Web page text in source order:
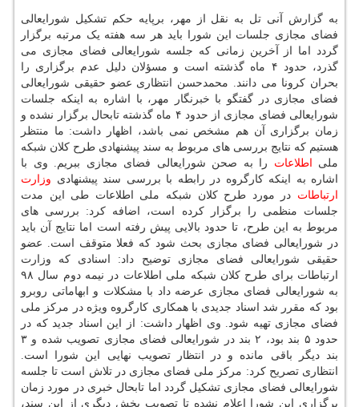
به گزارش آنی تل به نقل از مهر، برپایه حکم تشکیل شورایعالی
فضای مجازی جلسات این شورا باید هر سه هفته یک مرتبه برگزار
گردد اما از آخرین زمانی که جلسه شورایعالی فضای مجازی می
گذرد، حدود ۴ ماه گذشته است و مسؤلان دلیل عدم برگزاری را
بحران کرونا می دانند. محمدحسن انتظاری عضو حقیقی شورایعالی
فضای مجازی در گفتگو با خبرنگار مهر، با اشاره به اینکه جلسات
شورایعالی فضای مجازی از حدود ۴ ماه گذشته تابحال برگزار نشده و
زمان برگزاری آن هم مشخص نمی باشد، اظهار داشت: ما منتظر
هستیم که نتایج بررسی های مربوط به سند پیشنهادی طرح کلان شبکه
ملی
اطلاعات را به صحن شورایعالی فضای مجازی ببریم. وی با
اشاره به اینکه کارگروه در رابطه با بررسی سند پیشنهادی وزارت
ارتباطات در مورد طرح کلان شبکه ملی اطلاعات طی این مدت
جلسات منظمی را برگزار کرده است، اضافه کرد: بررسی های
مربوط به این طرح، تا حدود بالایی پیش رفته است اما نتایج آن باید
در شورایعالی فضای مجازی بحث شود که فعلا متوقف است. عضو
حقیقی شورایعالی فضای مجازی توضیح داد: اسنادی که وزارت
ارتباطات برای طرح کلان شبکه ملی اطلاعات در نیمه دوم سال ۹۸
به شورایعالی فضای مجازی عرضه داد با مشکلات و ابهاماتی روبرو
بود که مقرر شد اسناد جدیدی با همکاری کارگروه ویژه در مرکز ملی
فضای مجازی تهیه شود. وی اظهار داشت: از این اسناد جدید که در
حدود ۵ بند بود، ۲ بند در شورایعالی فضای مجازی تصویب شده و ۳
بند دیگر باقی مانده و در انتظار تصویب نهایی این شورا است.
انتظاری تصریح کرد: مرکز ملی فضای مجازی در تلاش است تا جلسه
شورایعالی فضای مجازی تشکیل گردد اما تابحال خبری در مورد زمان
برگزاری این شورا اعلام نشده تا تصویب بخش دیگری از این سند،